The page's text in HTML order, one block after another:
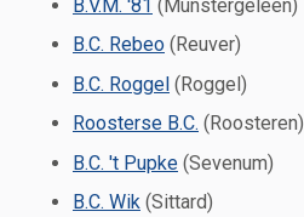
B.V.M. '81 (Munstergeleen)
B.C. Rebeo (Reuver)
B.C. Roggel (Roggel)
Roosterse B.C. (Roosteren)
B.C. 't Pupke (Sevenum)
B.C. Wik (Sittard)